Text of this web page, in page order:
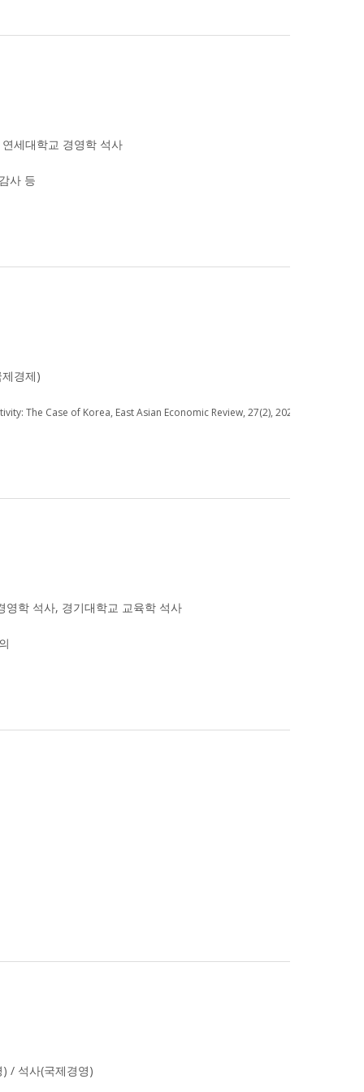
세대학교 경영학 석사
사 등
경제)
The Case of Korea, East Asian Economic Review, 27(2), 2023 (공
영학 석사, 경기대학교 교육학 석사
) / 석사(국제경영)